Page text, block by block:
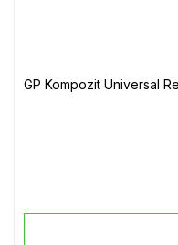
GP Kompozit Universal